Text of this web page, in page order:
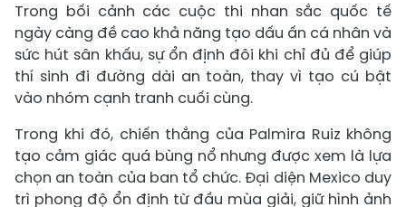
Trong bối cảnh các cuộc thi nhan sắc quốc tế
ngày càng đề cao khả năng tạo dấu ấn cá nhân và
sức hút sân khấu, sự ổn định đôi khi chỉ đủ để giúp
thí sinh đi đường dài an toàn, thay vì tạo cú bật
vào nhóm cạnh tranh cuối cùng.
Trong khi đó, chiến thắng của Palmira Ruiz không
tạo cảm giác quá bùng nổ nhưng được xem là lựa
chọn an toàn của ban tổ chức. Đại diện Mexico duy
trì phong độ ổn định từ đầu mùa giải, giữ hình ảnh